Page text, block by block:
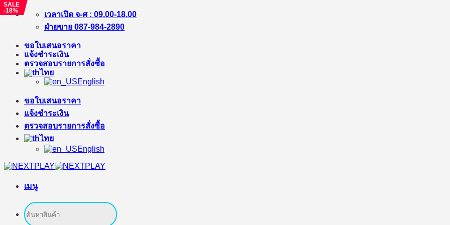
ข้าม
เนื้อหา
เวลาเปิด จ-ศ : 09.00-18.00
ฝ่ายขาย 087-984-2890
ขอใบเสนอราคา
แจ้งชำระเงิน
ตรวจสอบรายการสั่งซื้อ
ไทย
English
ขอใบเสนอราคา
แจ้งชำระเงิน
ตรวจสอบรายการสั่งซื้อ
ไทย
English
เมนู
ค้นหา:
SALE
-18%